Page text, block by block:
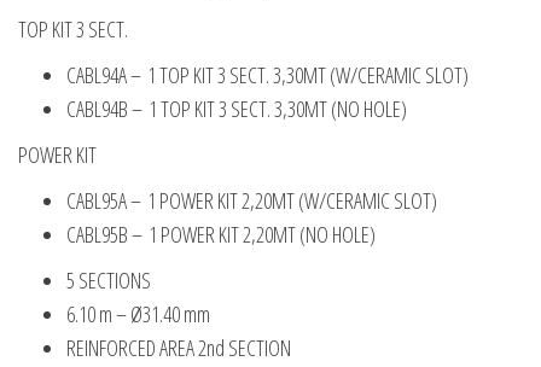
TOP KIT 3 SECT.
CABL94A – 1 TOP KIT 3 SECT. 3,30MT (W/CERAMIC SLOT)
CABL94B – 1 TOP KIT 3 SECT. 3,30MT (NO HOLE)
POWER KIT
CABL95A – 1 POWER KIT 2,20MT (W/CERAMIC SLOT)
CABL95B – 1 POWER KIT 2,20MT (NO HOLE)
5 SECTIONS
6.10 m – Ø31.40 mm
REINFORCED AREA 2nd SECTION